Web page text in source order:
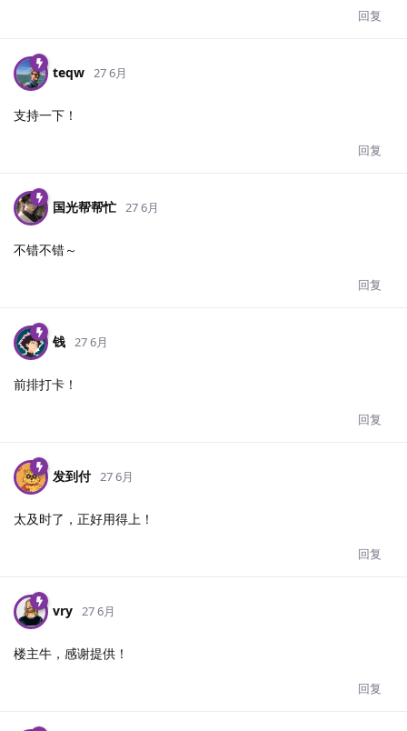
回复
teqw 27 6月
支持一下！
回复
国光帮帮忙 27 6月
不错不错～
回复
钱 27 6月
前排打卡！
回复
发到付 27 6月
太及时了，正好用得上！
回复
vry 27 6月
楼主牛，感谢提供！
回复